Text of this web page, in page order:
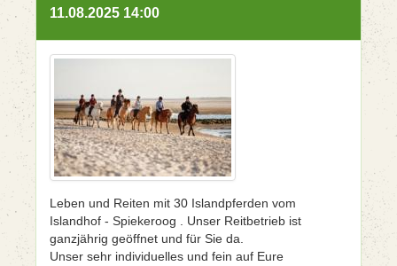
11.08.2025 14:00
Leben und Reiten mit 30 Islandpferden vom
Islandhof - Spiekeroog . Unser Reitbetrieb ist
ganzjährig geöffnet und für Sie da.
Unser sehr individuelles und fein auf Eure